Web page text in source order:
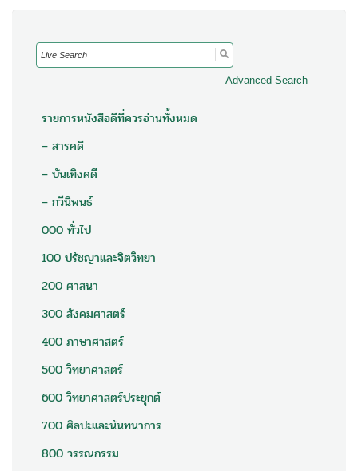
Search
for:
Advanced Search
รายการหนังสือดีที่ควรอ่านทั้งหมด
– สารคดี
– บันเทิงคดี
– กวีนิพนธ์
000 ทั่วไป
100 ปรัชญาและจิตวิทยา
200 ศาสนา
300 สังคมศาสตร์
400 ภาษาศาสตร์
500 วิทยาศาสตร์
600 วิทยาศาสตร์ประยุกต์
700 ศิลปะและนันทนาการ
800 วรรณกรรม